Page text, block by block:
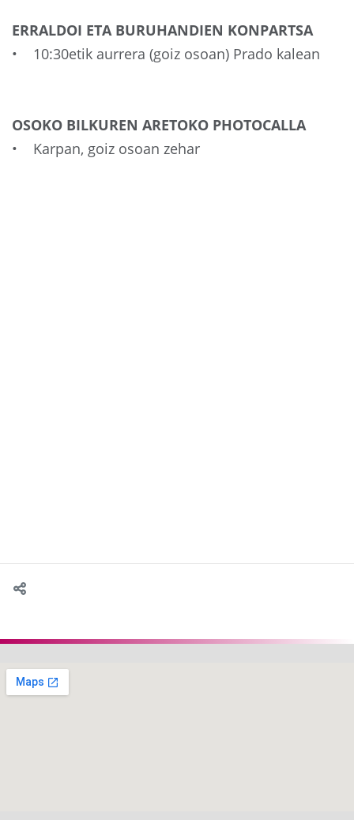
ERRALDOI ETA BURUHANDIEN KONPARTSA
• 10:30etik aurrera (goiz osoan) Prado kalean
OSOKO BILKUREN ARETOKO PHOTOCALLA
• Karpan, goiz osoan zehar